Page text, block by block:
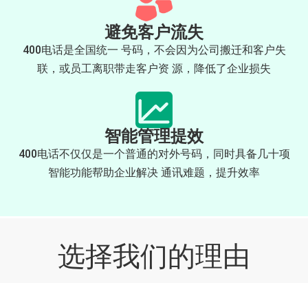
避免客户流失
400电话是全国统一 号码，不会因为公司搬迁和客户失
联，或员工离职带走客户资 源，降低了企业损失
智能管理提效
400电话不仅仅是一个普通的对外号码，同时具备几十项
智能功能帮助企业解决 通讯难题，提升效率
选择我们的理由